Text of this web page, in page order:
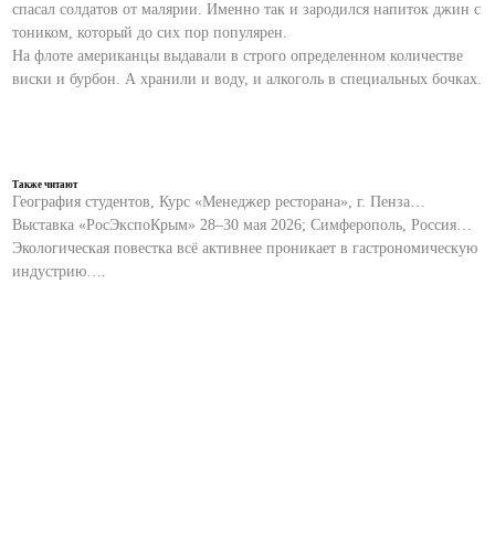
спасал солдатов от малярии. Именно так и зародился напиток джин с
тоником, который до сих пор популярен.
На флоте американцы выдавали в строго определенном количестве
виски и бурбон. А хранили и воду, и алкоголь в специальных бочках.
Также читают
География студентов, Курс «Менеджер ресторана», г. Пенза…
Выставка «РосЭкспоКрым» 28–30 мая 2026; Симферополь, Россия…
Экологическая повестка всё активнее проникает в гастрономическую
индустрию….